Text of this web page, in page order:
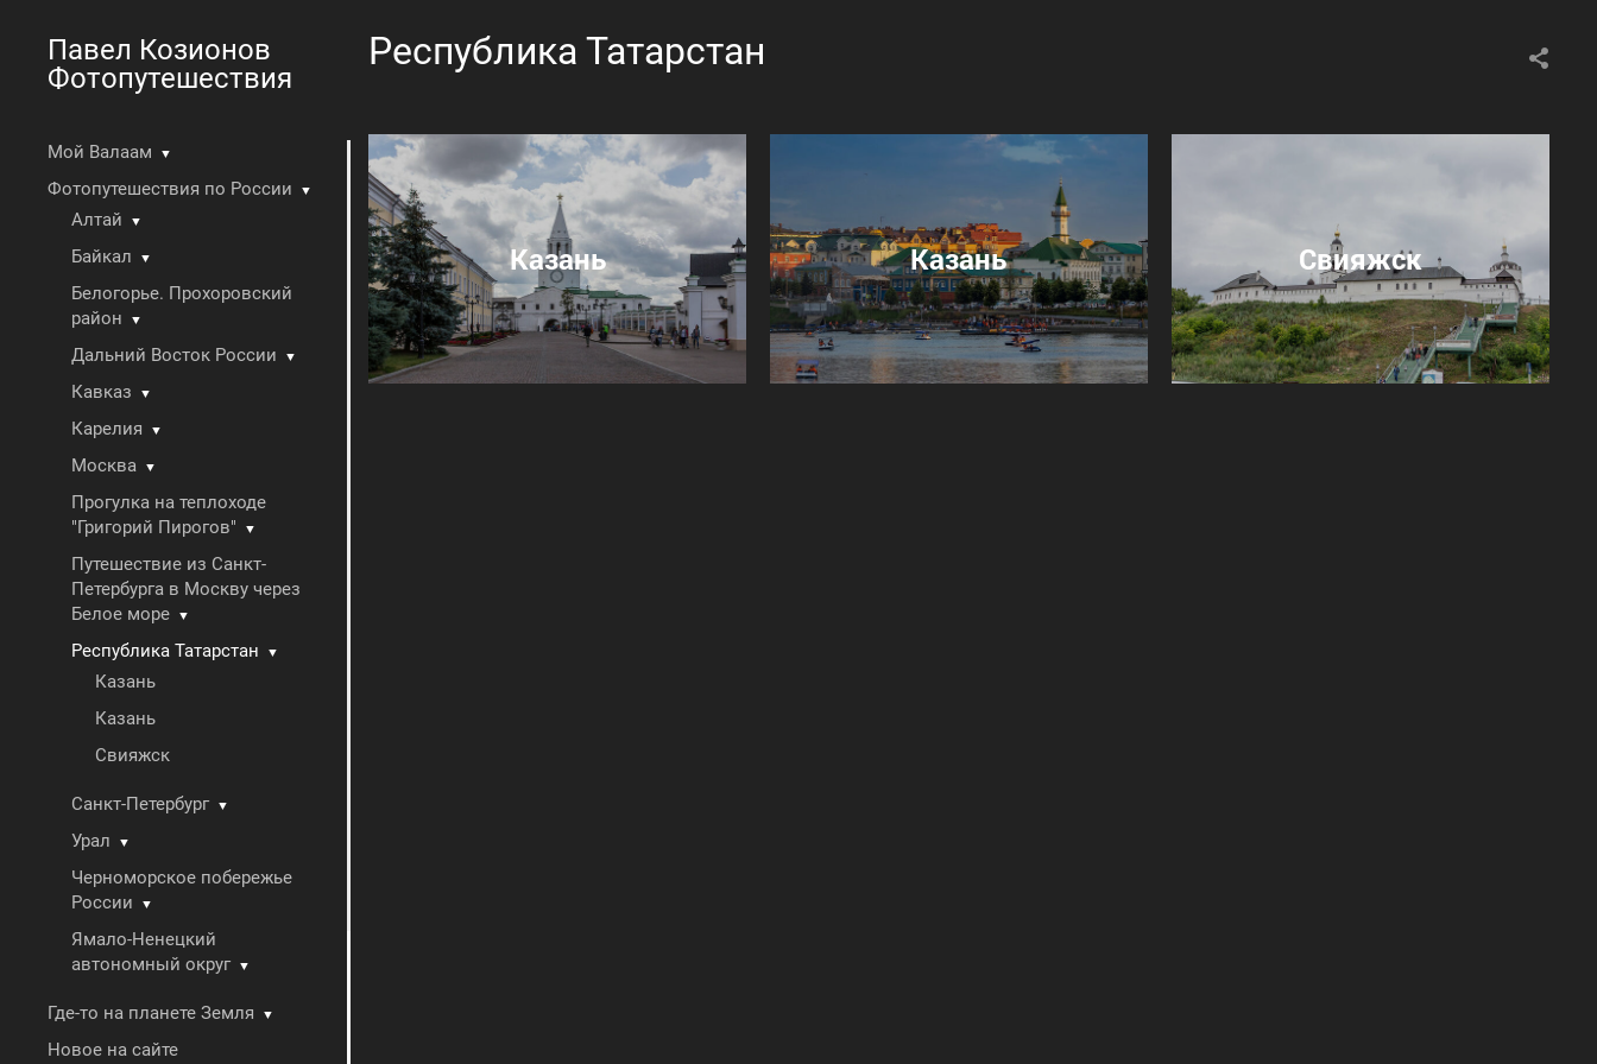
Павел Козионов
Фотопутешествия
Мой Валаам ▼
Фотопутешествия по России ▼
Алтай ▼
Байкал ▼
Белогорье. Прохоровский
район
▼
Дальний Восток России ▼
Кавказ ▼
Карелия ▼
Москва ▼
Прогулка на теплоходе
"Григорий Пирогов"
▼
Путешествие из Санкт-
Петербурга в Москву через
Белое море
▼
Республика Татарстан ▼
Казань
Казань
Свияжск
Санкт-Петербург ▼
Урал ▼
Черноморское побережье
России
▼
Ямало-Ненецкий
автономный округ
▼
Где-то на планете Земля ▼
Новое на сайте
Республика Татарстан
Казань Казань Свияжск